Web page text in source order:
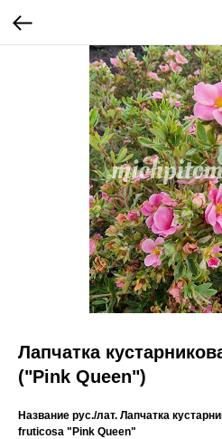
Лапчатка
("Pink Queen")
Название рус./лат. Лапчатка
fruticosa "Pink Queen"